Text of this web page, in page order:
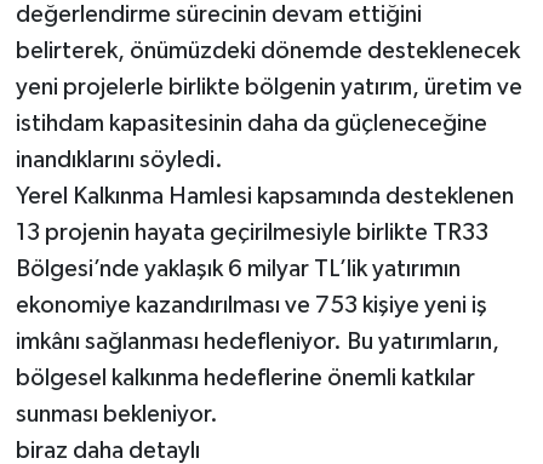
değerlendirme sürecinin devam ettiğini
belirterek, önümüzdeki dönemde desteklenecek
yeni projelerle birlikte bölgenin yatırım, üretim ve
istihdam kapasitesinin daha da güçleneceğine
inandıklarını söyledi.
Yerel Kalkınma Hamlesi kapsamında desteklenen
13 projenin hayata geçirilmesiyle birlikte TR33
Bölgesi’nde yaklaşık 6 milyar TL’lik yatırımın
ekonomiye kazandırılması ve 753 kişiye yeni iş
imkânı sağlanması hedefleniyor. Bu yatırımların,
bölgesel kalkınma hedeflerine önemli katkılar
sunması bekleniyor.
biraz daha detaylı